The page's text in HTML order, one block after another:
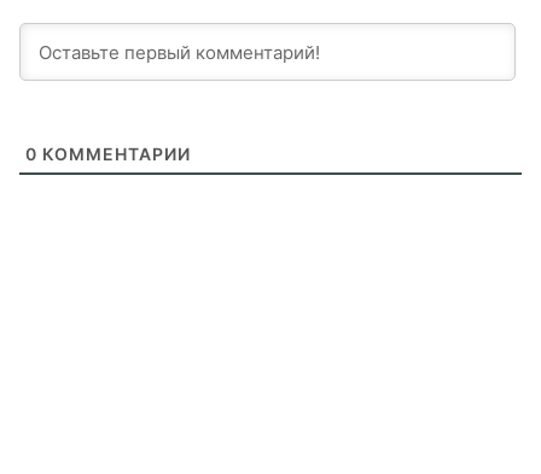
0 КОММЕНТАРИИ